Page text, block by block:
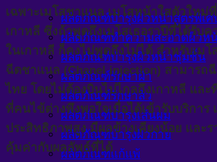
ผลิตภัณฑ์บำรุงผิวหน้าสูตรพิเศ
ผลิตภัณฑ์ทำความสะอาดผิวห
ผลิตภัณฑ์บำรุงผิวหน้าชุ่มชื้น
ผลิตภัณฑ์รักษาฝ้า
ผลิตภัณฑ์รักษาสิว
ผลิตภัณฑ์บำรุงเส้นผม
ผลิตภัณฑ์บำรุงผิวกาย
ผลิตภัณฑ์แก้แพ้
เฉพาะเมโสชาแนล เมโสหน้าใสตัวใหม่
เกาหลี ซึ่งถ้าพูดถึงเมโสเธอราปีที่ได้รับ
ในเกาหลี ก็คงไม่พูดถึงไม่ได้ สำหรับเม
ฉีดชาแนล (Chanel injection) สามารถ
ไทย โดยไม่ต้องบินไปไกลถึงเกาหลี แล
ที่คนไข้ต่างพึงพอใจเมื่อได้เข้ารับบริการ
ประสิทธิภาพสูง มีผลข้างเคียงน้อย และร
คุ้มค่ากับผลลัพธ์ที่ได้